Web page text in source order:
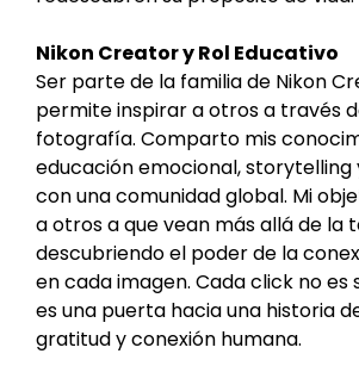
Nikon Creator y Rol Educativo
Ser parte de la familia de Nikon
permite inspirar a otros a través
fotografía. Comparto mis
educación emocional,
con una comunidad global. Mi
a otros a que vean más allá de la
descubriendo el poder de la
en cada imagen. Cada click no es
es una puerta hacia una historia
gratitud y conexión humana.